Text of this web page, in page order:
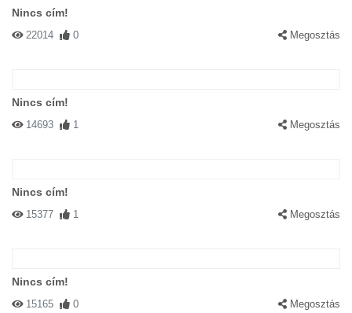
Nincs cím!
22014 0 Megosztás
Nincs cím!
14693 1 Megosztás
Nincs cím!
15377 1 Megosztás
Nincs cím!
15165 0 Megosztás